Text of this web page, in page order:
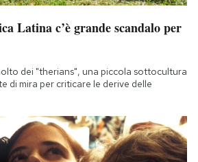
Latina c’è grande scandalo per
dei "therians", una piccola sottocultura
di mira per criticare le derive delle